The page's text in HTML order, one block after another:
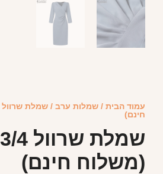
עמוד הבית / שמלות ערב
חינם)
(משלוח חינם)